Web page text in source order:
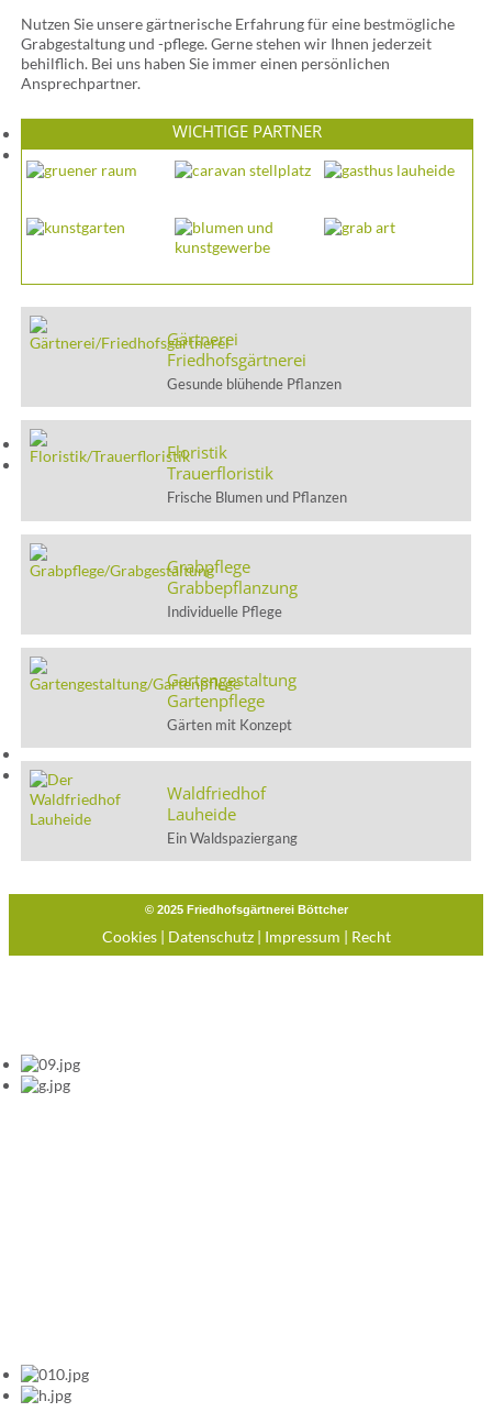
Nutzen Sie unsere gärtnerische Erfahrung für eine bestmögliche
Grabgestaltung und -pflege. Gerne stehen wir Ihnen jederzeit
behilflich. Bei uns haben Sie immer einen persönlichen
Ansprechpartner.
WICHTIGE PARTNER
Gärtnerei
Friedhofsgärtnerei
Gesunde blühende Pflanzen
Floristik
Trauerfloristik
Frische Blumen und Pflanzen
Grabpflege
Grabbepflanzung
Individuelle Pflege
Gartengestaltung
Gartenpflege
Gärten mit Konzept
Waldfriedhof
Lauheide
Ein Waldspaziergang
© 2025 Friedhofsgärtnerei Böttcher
Cookies| Datenschutz| Impressum | Recht